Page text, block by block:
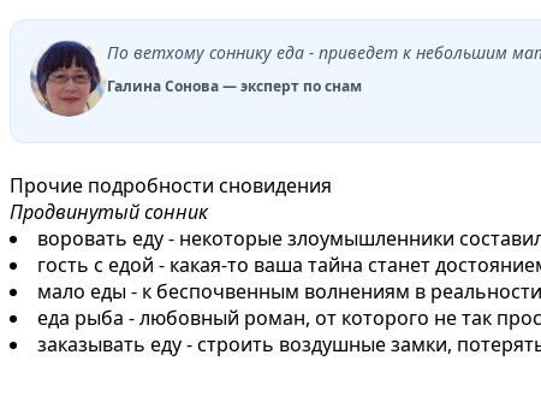
По ветхому соннику еда - приведет к небольшим
Галина Сонова — эксперт по снам
Прочие подробности сновидения
Продвинутый сонник
воровать еду - некоторые злоумышленники
гость с едой - какая-то ваша тайна станет
мало еды - к беспочвенным волнениям в реальности
еда рыба - любовный роман, от которого не так
заказывать еду - строить воздушные замки,